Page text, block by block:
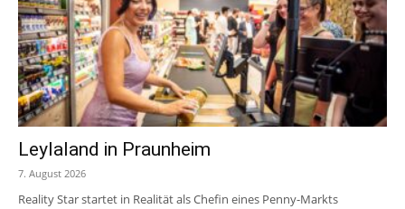
Leylaland in Praunheim
7. August 2026
Reality Star startet in Realität als Chefin eines Penny-Markts